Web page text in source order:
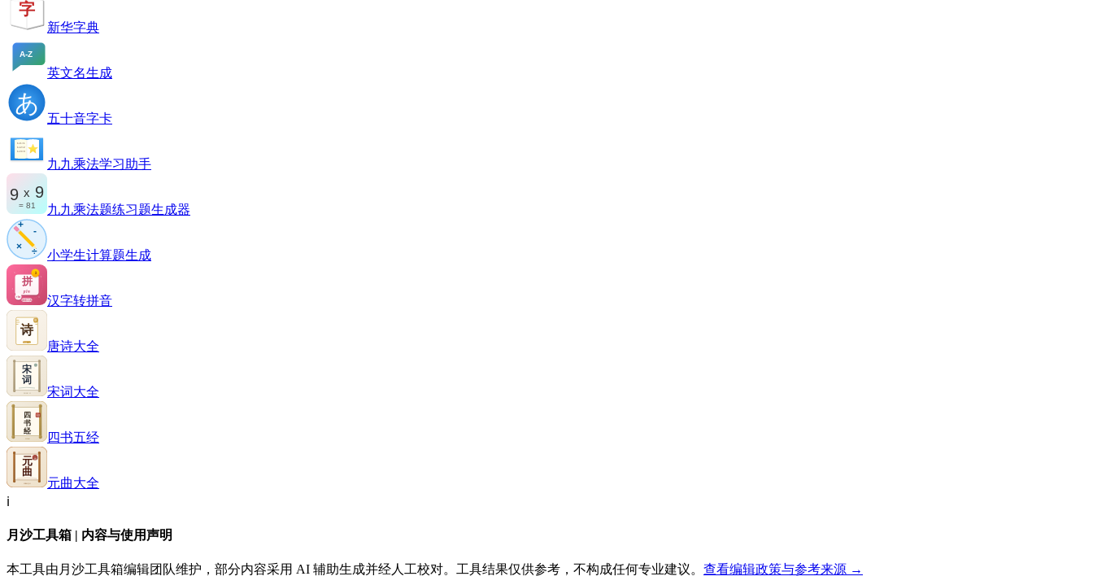
新华字典
英文名生成
五十音字卡
九九乘法学习助手
九九乘法题练习题生成器
小学生计算题生成
汉字转拼音
唐诗大全
宋词大全
四书五经
元曲大全
ℹ️
月沙工具箱 | 内容与使用声明
本工具由月沙工具箱编辑团队维护，部分内容采用 AI 辅助生成并经人工校对。工具结果仅供参考，不构成任何专业建议。 查看编辑政策与参考来源 →